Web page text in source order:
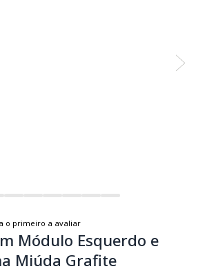
o primeiro a avaliar
Módulo Esquerdo e
Miúda Grafite